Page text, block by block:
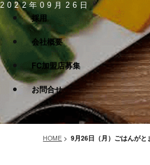
採用
会社概要
FC加盟店募集
お問合せ
2022年09月26日
HOME >9月26日（月）ごはんが